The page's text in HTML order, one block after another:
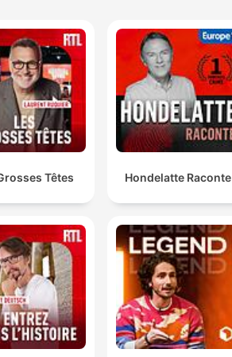
Têtes Hondelatte Raconte